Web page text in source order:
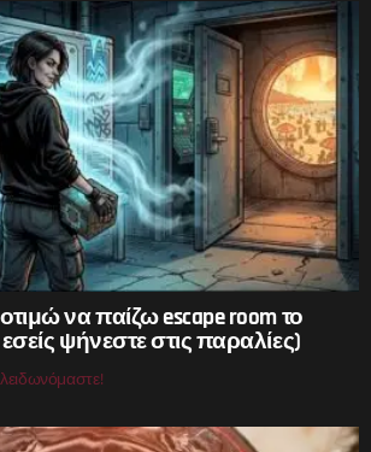
να παίζω escape room το
ψήνεστε στις παραλίες)